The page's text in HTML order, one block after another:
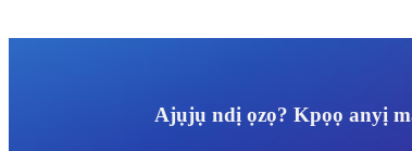
Ajụjụ ndị ọzọ? Kpọọ anyị